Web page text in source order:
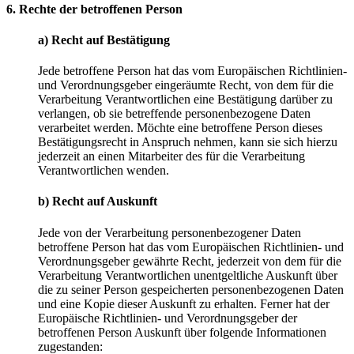
6. Rechte der betroffenen Person
a) Recht auf Bestätigung
Jede betroffene Person hat das vom Europäischen Richtlinien-
und Verordnungsgeber eingeräumte Recht, von dem für die
Verarbeitung Verantwortlichen eine Bestätigung darüber zu
verlangen, ob sie betreffende personenbezogene Daten
verarbeitet werden. Möchte eine betroffene Person dieses
Bestätigungsrecht in Anspruch nehmen, kann sie sich hierzu
jederzeit an einen Mitarbeiter des für die Verarbeitung
Verantwortlichen wenden.
b) Recht auf Auskunft
Jede von der Verarbeitung personenbezogener Daten
betroffene Person hat das vom Europäischen Richtlinien- und
Verordnungsgeber gewährte Recht, jederzeit von dem für die
Verarbeitung Verantwortlichen unentgeltliche Auskunft über
die zu seiner Person gespeicherten personenbezogenen Daten
und eine Kopie dieser Auskunft zu erhalten. Ferner hat der
Europäische Richtlinien- und Verordnungsgeber der
betroffenen Person Auskunft über folgende Informationen
zugestanden: